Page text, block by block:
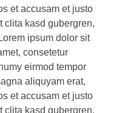
et accusam et justo
clita kasd gubergren,
ipsum dolor sit
consetetur
eirmod tempor
aliquyam erat,
et accusam et justo
clita kasd gubergren,